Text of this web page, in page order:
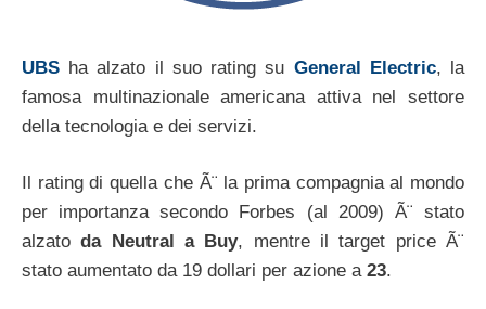
UBS ha alzato il suo rating su General Electric, la
famosa multinazionale americana attiva nel settore
della tecnologia e dei servizi.
Il rating di quella che Ã¨ la prima compagnia al mondo
per importanza secondo Forbes (al 2009) Ã¨ stato
alzatoda Neutral a Buy, mentre il target price Ã¨
stato aumentato da 19 dollari per azione a 23.